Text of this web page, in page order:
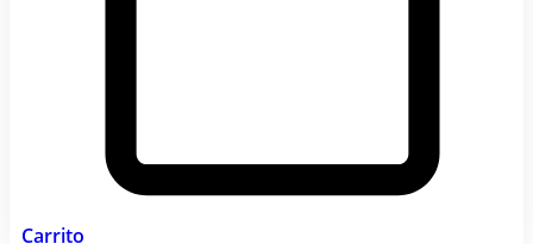
Carrito